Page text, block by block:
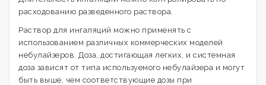
расходованию разведенного раствора.
Раствор для ингаляций можно применять с
использованием различных коммерческих моделей
небулайзеров. Доза, достигающая легких, и системная
доза зависят от типа используемого небулайзера и могут
быть выше, чем соответствующие дозы при